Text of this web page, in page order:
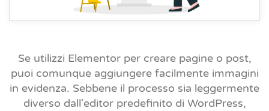
Se utilizzi Elementor per creare pagine o post,
puoi comunque aggiungere facilmente immagini
in evidenza. Sebbene il processo sia leggermente
diverso dall'editor predefinito di WordPress,